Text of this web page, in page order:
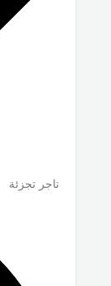
تاجر تجزئة